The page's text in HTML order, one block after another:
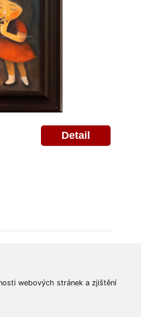
webových stránek a zjištění
Detail